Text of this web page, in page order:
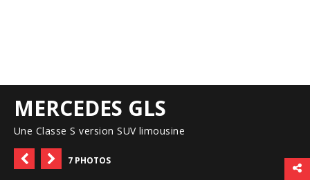
MERCEDES GLS
Une Classe S version SUV limousine
7 PHOTOS